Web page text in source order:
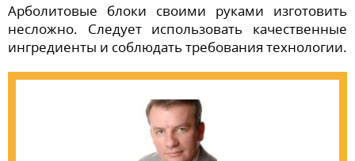
Арболитовые блоки своими руками изготовить
несложно. Следует использовать качественные
ингредиенты и соблюдать требования технологии.